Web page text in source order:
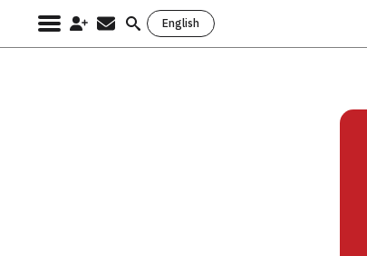
English
Search